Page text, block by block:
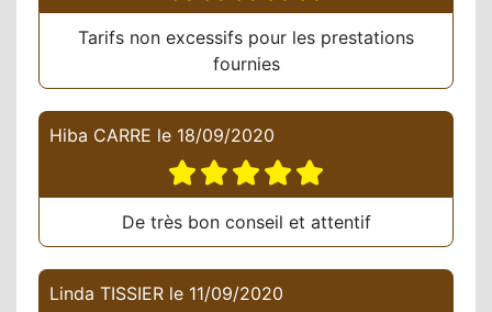
Tarifs non excessifs pour les prestations
fournies
Hiba CARRE le 18/09/2020
De très bon conseil et attentif
Linda TISSIER le 11/09/2020